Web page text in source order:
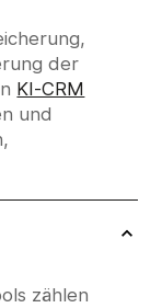
der
KI-CRM
und
zählen